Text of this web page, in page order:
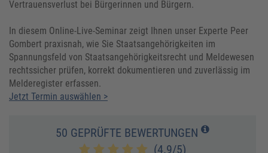
Vertrauensverlust bei Bürgerinnen und Bürgern.
In diesem Online-Live-Seminar zeigt Ihnen unser Experte Peer
Gombert praxisnah, wie Sie Staatsangehörigkeiten im
Spannungsfeld von Staatsangehörigkeitsrecht und Meldewesen
rechtssicher prüfen, korrekt dokumentieren und zuverlässig im
Melderegister erfassen.
Jetzt Termin auswählen >
50 GEPRÜFTE BEWERTUNGEN
(4.9/5)